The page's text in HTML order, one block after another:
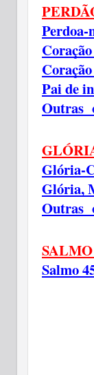
Perdoa-
Pai de
Outras
Glória-
Glória,
Outras
Salmo